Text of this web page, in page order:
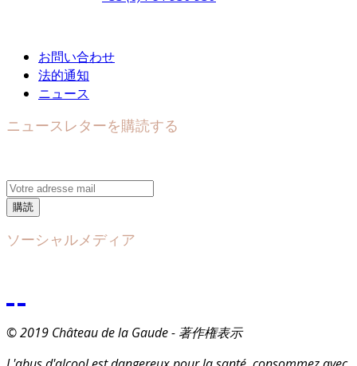
お問い合わせ
法的通知
ニュース
ニュースレターを購読する
購読
ソーシャルメディア
© 2019 Château de la Gaude - 著作権表示